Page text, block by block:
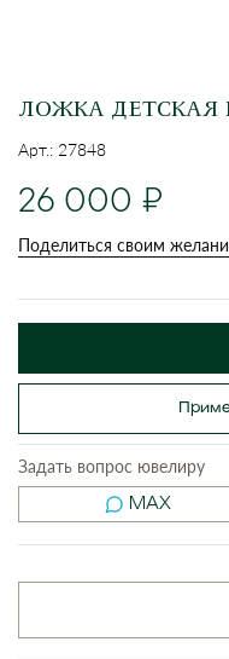
ЛОЖКА ДЕТСКАЯ
Арт.: 27848
26 000
Поделиться своим
Задать вопрос ювелиру
MAX